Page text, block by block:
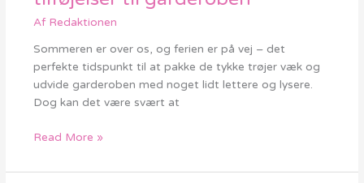
Af Redaktionen
Sommeren er over os, og ferien er på vej – det
perfekte tidspunkt til at pakke de tykke trøjer væk og
udvide garderoben med noget lidt lettere og lysere.
Dog kan det være svært at
til
sommerferien
med
tilføjelser
garderoben
Read More »